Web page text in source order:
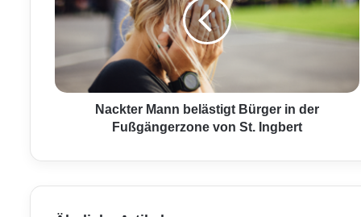
k
t
r
a
e
s
Nackter Mann belästigt Bürger in der
Fußgängerzone von St. Ingbert